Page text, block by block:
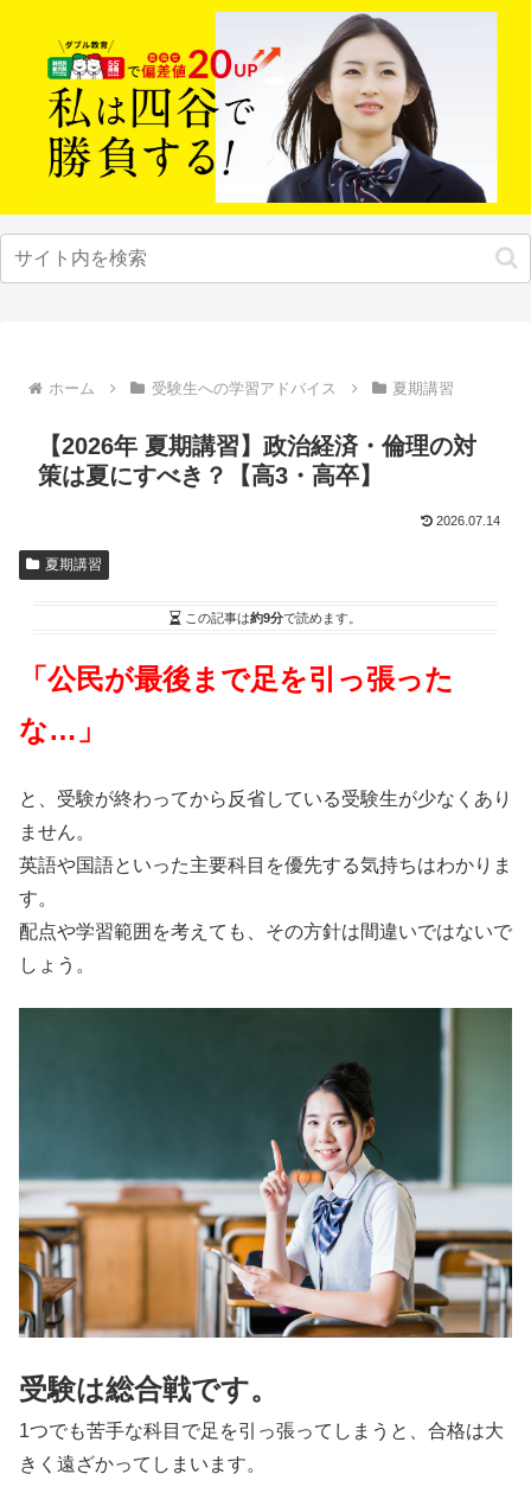
ホーム 受験生への学習アドバイス 夏期講習
【2026年 夏期講習】政治経済・倫理の対
策は夏にすべき？【高3・高卒】
2026.07.14
夏期講習
この記事は約9分で読めます。
「公民が最後まで足を引っ張った
な…」
と、受験が終わってから反省している受験生が少なくあり
ません。
英語や国語といった主要科目を優先する気持ちはわかりま
す。
配点や学習範囲を考えても、その方針は間違いではないで
しょう。
受験は総合戦です。
1つでも苦手な科目で足を引っ張ってしまうと、合格は大
きく遠ざかってしまいます。